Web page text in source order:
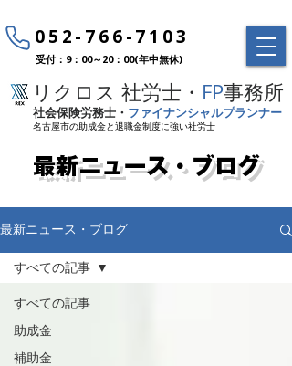
052-766-7103
受付：9：00～20：00(年中無休)
リクロス 社労士・ FP事務所
社会保険労務士・ ファイナンシャルプランナー
名古屋市の助成金と退職金制度に強い社労士
最新ニュース・ブログ
最新ニュース・ブログ
すべての記事
助成金
補助金
すべての記事